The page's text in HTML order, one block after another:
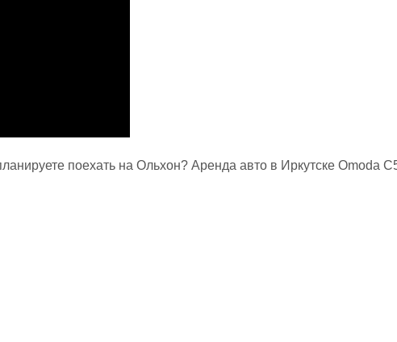
поехать на Ольхон? Аренда авто в Иркутске Omoda